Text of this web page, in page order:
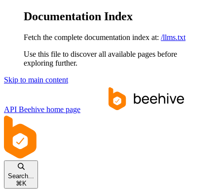
Documentation Index
Fetch the complete documentation index at: /llms.txt
Use this file to discover all available pages before
exploring further.
Skip to main content
API Beehive home page
Search...
⌘ K